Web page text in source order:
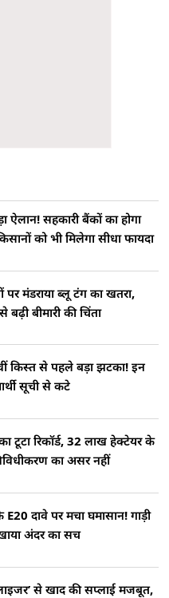
सहकारी बैंकों का होगा
को भी मिलेगा सीधा फायदा
पर मंडराया ब्लू टंग का खतरा,
बीमारी की चिंता
किस्त से पहले बड़ा झटका! इन
सूची से कटे
टूटा रिकॉर्ड, 32 लाख हेक्टेयर के
का असर नहीं
दावे पर मचा घमासान! गाड़ी
अंदर का सच
से खाद की सप्लाई मजबूत,